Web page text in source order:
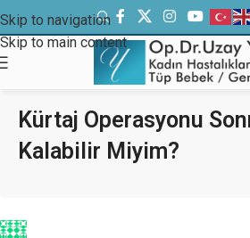
Skip to navigation
Skip to main content
Kürtaj Operasyonu
Kalabilir Miyim?